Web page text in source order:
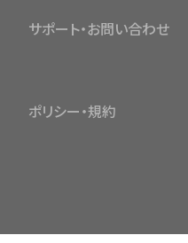
サポート・お問い合わせ
ポリシー・規約